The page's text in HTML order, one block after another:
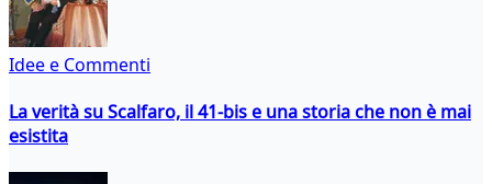
Idee e Commenti
La verità su Scalfaro, il 41-bis e una storia che non è mai
esistita